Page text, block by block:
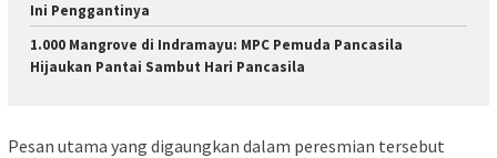
Ini Penggantinya
1.000 Mangrove di Indramayu: MPC Pemuda Pancasila
Hijaukan Pantai Sambut Hari Pancasila
Pesan utama yang digaungkan dalam peresmian tersebut